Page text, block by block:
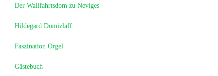
Der Wallfahrtsdom zu Neviges
Hildegard Domizlaff
Faszination Orgel
Gästebuch